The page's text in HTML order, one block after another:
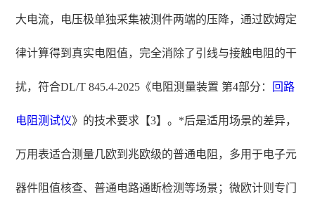
大电流，电压极单独采集被测件两端的压降，通过欧姆定
律计算得到真实电阻值，完全消除了引线与接触电阻的干
扰，符合DL/T 845.4-2025《电阻测量装置 第4部分： 回路
电阻测试仪》的技术要求【3】。*后是适用场景的差异，
万用表适合测量几欧到兆欧级的普通电阻，多用于电子元
器件阻值核查、普通电路通断检测等场景；微欧计则专门